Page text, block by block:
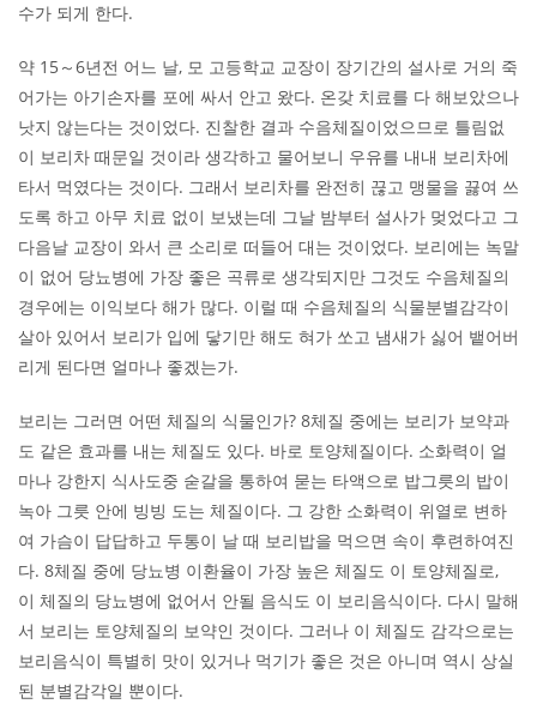
수가 되게 한다.
약 15～6년전 어느 날, 모 고등학교 교장이 장기간의 설사로 거의 죽
어가는 아기손자를 포에 싸서 안고 왔다. 온갖 치료를 다 해보았으나
낫지 않는다는 것이었다. 진찰한 결과 수음체질이었으므로 틀림없
이 보리차 때문일 것이라 생각하고 물어보니 우유를 내내 보리차에
타서 먹였다는 것이다. 그래서 보리차를 완전히 끊고 맹물을 끓여 쓰
도록 하고 아무 치료 없이 보냈는데 그날 밤부터 설사가 멎었다고 그
다음날 교장이 와서 큰 소리로 떠들어 대는 것이었다. 보리에는 녹말
이 없어 당뇨병에 가장 좋은 곡류로 생각되지만 그것도 수음체질의
경우에는 이익보다 해가 많다. 이럴 때 수음체질의 식물분별감각이
살아 있어서 보리가 입에 닿기만 해도 혀가 쏘고 냄새가 싫어 뱉어버
리게 된다면 얼마나 좋겠는가.
보리는 그러면 어떤 체질의 식물인가? 8체질 중에는 보리가 보약과
도 같은 효과를 내는 체질도 있다. 바로 토양체질이다. 소화력이 얼
마나 강한지 식사도중 숟갈을 통하여 묻는 타액으로 밥그릇의 밥이
녹아 그릇 안에 빙빙 도는 체질이다. 그 강한 소화력이 위열로 변하
여 가슴이 답답하고 두통이 날 때 보리밥을 먹으면 속이 후련하여진
다. 8체질 중에 당뇨병 이환율이 가장 높은 체질도 이 토양체질로,
이 체질의 당뇨병에 없어서 안될 음식도 이 보리음식이다. 다시 말해
서 보리는 토양체질의 보약인 것이다. 그러나 이 체질도 감각으로는
보리음식이 특별히 맛이 있거나 먹기가 좋은 것은 아니며 역시 상실
된 분별감각일 뿐이다.